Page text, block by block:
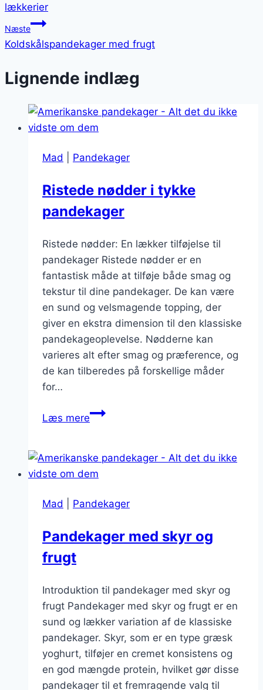
lækkerier
Næste
Koldskålspandekager med frugt
Lignende indlæg
Mad Pandekager
Ristede nødder i tykke
pandekager
Ristede nødder: En lækker tilføjelse til
pandekager Ristede nødder er en
fantastisk måde at tilføje både smag og
tekstur til dine pandekager. De kan være
en sund og velsmagende topping, der
giver en ekstra dimension til den klassiske
pandekageoplevelse. Nødderne kan
varieres alt efter smag og præference, og
de kan tilberedes på forskellige måder
for…
Læs mereRistede
tykke
pandekager
Mad Pandekager
Pandekager med skyr og
frugt
Introduktion til pandekager med skyr og
frugt Pandekager med skyr og frugt er en
sund og lækker variation af de klassiske
pandekager. Skyr, som er en type græsk
yoghurt, tilføjer en cremet konsistens og
en god mængde protein, hvilket gør disse
pandekager til et fremragende valg til